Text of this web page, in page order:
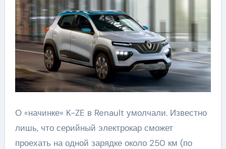
О «начинке» K-ZE в Renault умолчали. Известно
лишь, что серийный электрокар сможет
проехать на одной зарядке около 250 км (по